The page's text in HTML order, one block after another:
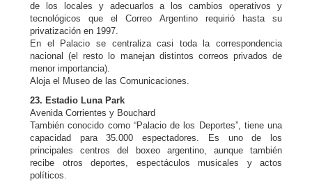
de los locales y adecuarlos a los cambios operativos y
tecnológicos que el Correo Argentino requirió hasta su
privatización en 1997.
En el Palacio se centraliza casi toda la correspondencia
nacional (el resto lo manejan distintos correos privados de
menor importancia).
Aloja el Museo de las Comunicaciones.
23. Estadio Luna Park
Avenida Corrientes y Bouchard
También conocido como “Palacio de los Deportes”, tiene una
capacidad para 35.000 espectadores. Es uno de los
principales centros del boxeo argentino, aunque también
recibe otros deportes, espectáculos musicales y actos
políticos.